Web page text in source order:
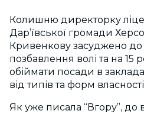
Колишню директорку
Дар’ївської громади
Кривенкову засуджено до
позбавлення волі та на 15
обіймати посади в
від типів та форм
Як уже писала “Вгору”, до